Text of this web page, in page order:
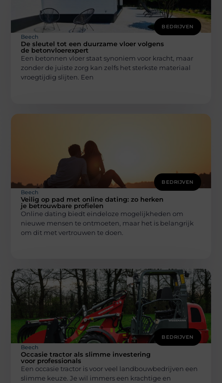
BEDRIJVEN
Beech
De sleutel tot een duurzame vloer volgens
de betonvloerexpert
Een betonnen vloer staat synoniem voor kracht, maar
zonder de juiste zorg kan zelfs het sterkste materiaal
vroegtijdig slijten. Een
BEDRIJVEN
Beech
Veilig op pad met online dating: zo herken
je betrouwbare profielen
Online dating biedt eindeloze mogelijkheden om
nieuwe mensen te ontmoeten, maar het is belangrijk
om dit met vertrouwen te doen.
BEDRIJVEN
Beech
Occasie tractor als slimme investering
voor professionals
Een occasie tractor is voor veel landbouwbedrijven een
slimme keuze. Je wil immers een krachtige en